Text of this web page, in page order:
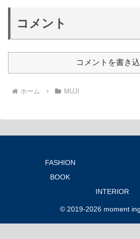
コメント
コメントを書き
ホーム MUJI
FASHION
BOOK
INTERIOR
© 2019-2026 moment